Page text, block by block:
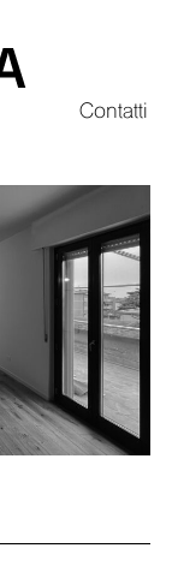
Contatti